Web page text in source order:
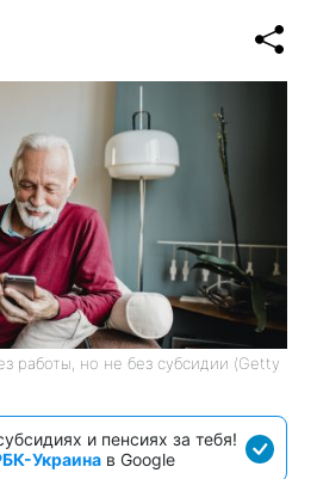
работы, но не без субсидии (Getty
и пенсиях за тебя!
Украина в Google